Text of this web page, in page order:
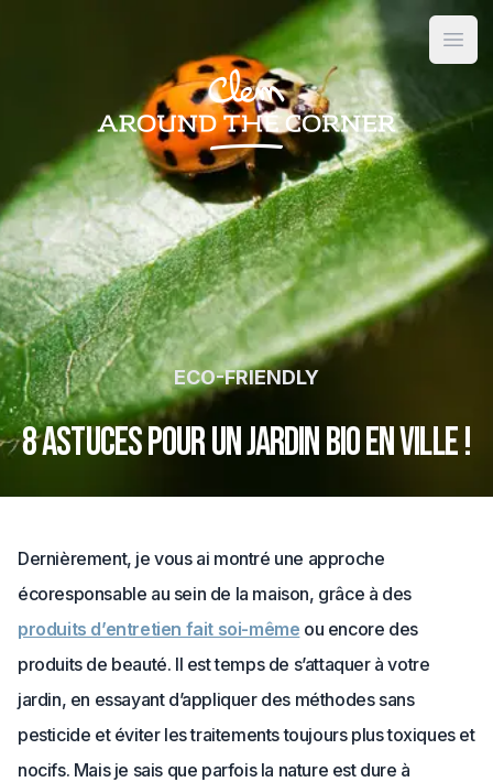
ECO-FRIENDLY
8 astuces pour un jardin bio en ville !
Dernièrement, je vous ai montré une approche
écoresponsable au sein de la maison, grâce à des
produits d’entretien fait soi-même ou encore des
produits de beauté. Il est temps de s’attaquer à votre
jardin, en essayant d’appliquer des méthodes sans
pesticide et éviter les traitements toujours plus toxiques et
nocifs. Mais je sais que parfois la nature est dure à